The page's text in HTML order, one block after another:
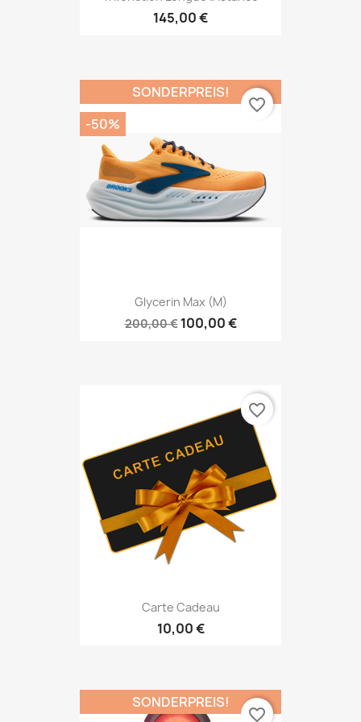
145,00 €
Glycerin Max (M)
200,00 € 100,00 €
SONDERPREIS!
-50%
favorite_border
Carte Cadeau
10,00 €
favorite_border
SONDERPREIS!
favorite_border